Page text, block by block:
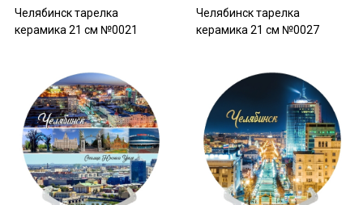
Челябинск тарелка
керамика 21 см №0021
Челябинск тарелка
керамика 21 см №0027